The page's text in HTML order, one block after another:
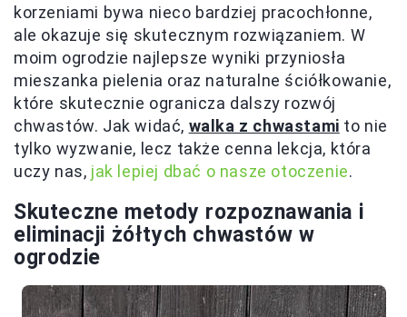
korzeniami bywa nieco bardziej pracochłonne,
ale okazuje się skutecznym rozwiązaniem. W
moim ogrodzie najlepsze wyniki przyniosła
mieszanka pielenia oraz naturalne ściółkowanie,
które skutecznie ogranicza dalszy rozwój
chwastów. Jak widać, walka z chwastami to nie
tylko wyzwanie, lecz także cenna lekcja, która
uczy nas, jak lepiej dbać o nasze otoczenie.
Skuteczne metody rozpoznawania i
eliminacji żółtych chwastów w
ogrodzie